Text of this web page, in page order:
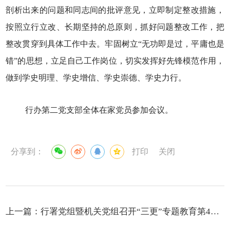
剖析出来的问题和同志间的批评意见，立即制定整改措施，
按照立行立改、长期坚持的总原则，抓好问题整改工作，把
整改贯穿到具体工作中去。牢固树立“无功即是过，平庸也是
错”的思想，立足自己工作岗位，切实发挥好先锋模范作用，
做到学史明理、学史增信、学史崇德、学史力行。
行办第二党支部全体在家党员参加会议。
分享到： 打印 关闭
上一篇： 行署党组暨机关党组召开“三更”专题教育第4次专题学习研讨会